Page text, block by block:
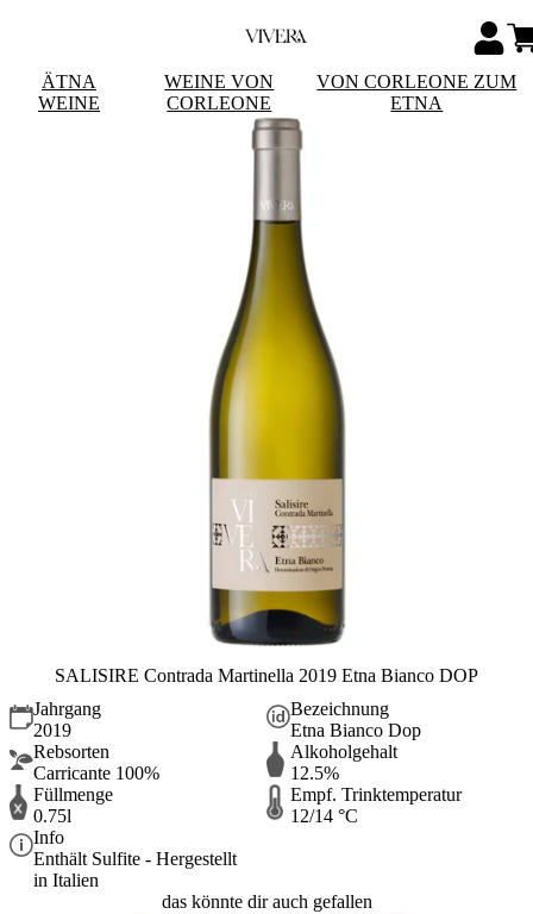
ÄTNA
WEINE
WEINE VON
CORLEONE
VON CORLEONE ZUM
ETNA
SALISIRE Contrada Martinella 2019 Etna Bianco DOP
Jahrgang
2019
Bezeichnung
Etna Bianco Dop
Rebsorten
Carricante 100%
Alkoholgehalt
12.5%
Füllmenge
0.75l
Empf. Trinktemperatur
12/14 °C
Info
Enthält Sulfite - Hergestellt
in Italien
das könnte dir auch gefallen